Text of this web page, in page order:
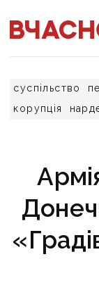
суспільство
корупція